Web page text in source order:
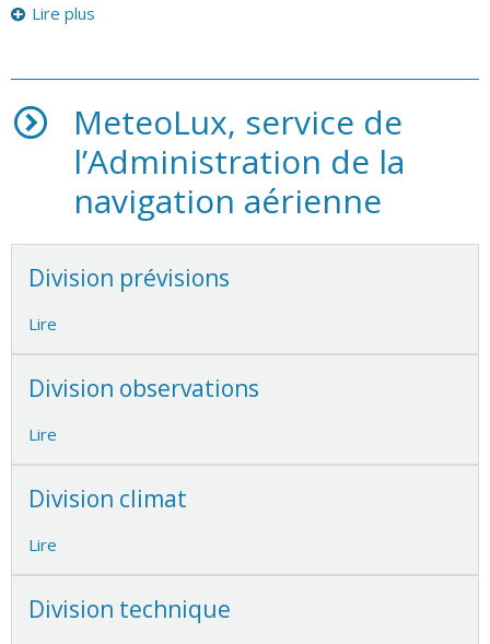
Lire plus
MeteoLux, service de
l’Administration de la
navigation aérienne
Division prévisions
Lire
Division observations
Lire
Division climat
Lire
Division technique